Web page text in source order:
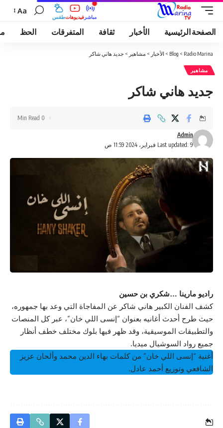
طقسفيديوهات مباشر
Aa
الصفحة الرئيسية الأخبار ثقافة المتفرقات الحظ
Radio Marina
>
Blog
> الأخبار > مشاهير > جديد هاني شاكر
مشاهير
جديد هاني شاكر
Last updated: 9 فبراير، 2024 11:59 ص
Admin
0 Min Read
راديو مارينا …شكري بن حسين
كشف الفنان الكبير هاني شاكر عن المفاجاة التي وعد بها جمهوره،
حيث طرح أحدث أغانيه بعنوان “إنسى اللي خان”، عبر كل المنصات
والتطبيقات الموسيقية، وقد ظهر فيها بلوك مختلف خطف أنظار
جميع رواد السوشيال ميديا.
أغنية “إنسى اللي خان” من كلمات بهاء الدين محمد وألحان عزيز
الشافعي وتوزيع أحمد عادل.